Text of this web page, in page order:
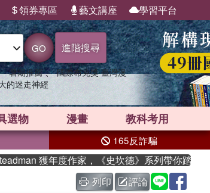
領券專區 藝文講座 學習平台
GO 進階搜尋
暑期推薦 、 國際布克獎 臺灣漫
的迷走神經
選物 漫畫 教科考用
165反詐騙
獲年度作家，《史坎德》系列帶你踏上熱血
列印 評論